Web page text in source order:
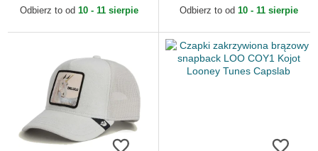
Farm Goorin Bros.
Odbierz to od 10 - 11 sierpie
Farm Goorin Bros.
Odbierz to od 10 - 11 sierpie